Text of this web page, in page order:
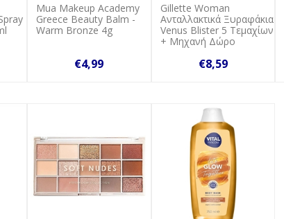
Mua Makeup Academy
Greece Beauty Balm -
Warm Bronze 4g
€4,99
Gillette Woman
Ανταλλακτικά Ξυραφάκια
Venus Βlister 5 Τεμαχίων
+ Μηχανή Δώρο
€8,59